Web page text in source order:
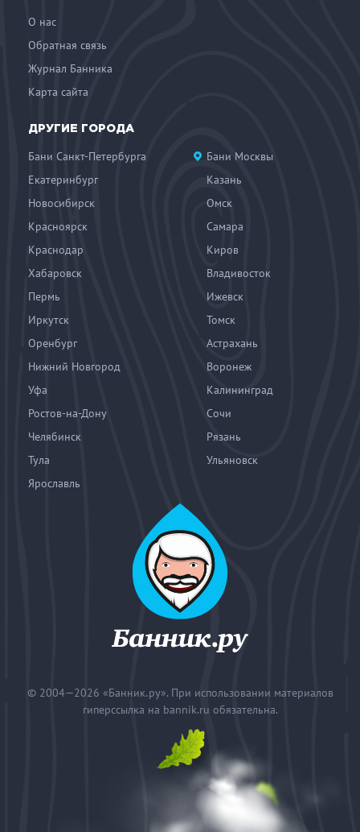
О нас
Обратная связь
Журнал Банника
Карта сайта
ДРУГИЕ ГОРОДА
Бани Санкт-Петербурга
Бани Москвы
Екатеринбург
Казань
Новосибирск
Омск
Красноярск
Самара
Краснодар
Киров
Хабаровск
Владивосток
Пермь
Ижевск
Иркутск
Томск
Оренбург
Астрахань
Нижний Новгород
Воронеж
Уфа
Калининград
Ростов-на-Дону
Сочи
Челябинск
Рязань
Тула
Ульяновск
Ярославль
© 2004—2026 «Банник.ру». При использовании материалов
гиперссылка на bannik.ru обязательна.